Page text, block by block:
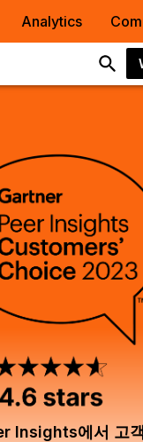
Analytics
Insights에서 고